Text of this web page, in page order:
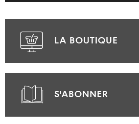
LA BOUTIQUE
S'ABONNER